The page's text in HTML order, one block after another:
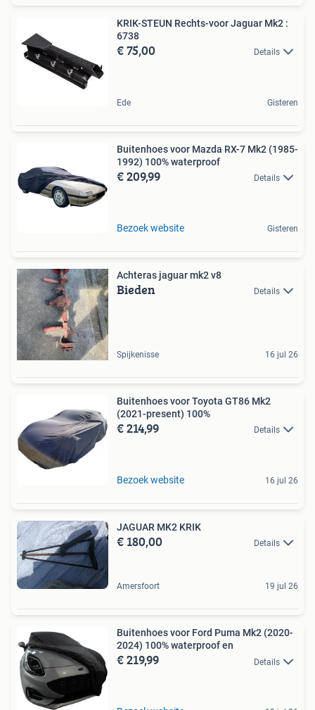
KRIK-STEUN Rechts-voor Jaguar Mk2 :
6738
€ 75,00 Details
Ede Gisteren
Buitenhoes voor Mazda RX-7 Mk2 (1985-
1992) 100% waterproof
€ 209,99 Details
Bezoek website Gisteren
Achteras jaguar mk2 v8
Bieden Details
Spijkenisse 16 jul 26
Buitenhoes voor Toyota GT86 Mk2
(2021-present) 100%
€ 214,99 Details
Bezoek website 16 jul 26
JAGUAR MK2 KRIK
€ 180,00 Details
Amersfoort 19 jul 26
Buitenhoes voor Ford Puma Mk2 (2020-
2024) 100% waterproof en
€ 219,99 Details